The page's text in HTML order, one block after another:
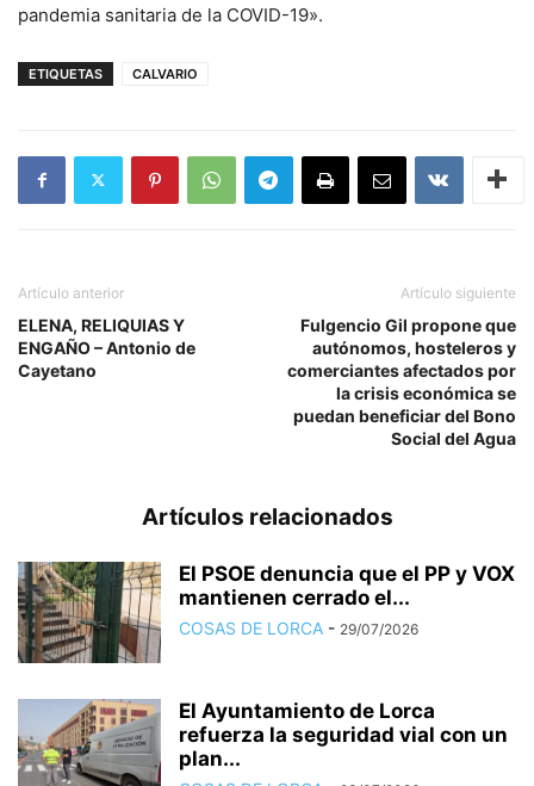
pandemia sanitaria de la COVID-19».
ETIQUETAS CALVARIO
Artículo anterior
ELENA, RELIQUIAS Y
ENGAÑO – Antonio de
Cayetano
Artículo siguiente
Fulgencio Gil propone que
autónomos, hosteleros y
comerciantes afectados por
la crisis económica se
puedan beneficiar del Bono
Social del Agua
Artículos relacionados
El PSOE denuncia que el PP y VOX
mantienen cerrado el...
COSAS DE LORCA - 29/07/2026
El Ayuntamiento de Lorca
refuerza la seguridad vial con un
plan...